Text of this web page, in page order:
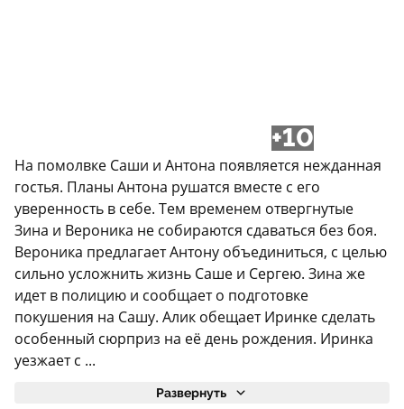
+10
На помолвке Саши и Антона появляется нежданная
гостья. Планы Антона рушатся вместе с его
уверенность в себе. Тем временем отвергнутые
Зина и Вероника не собираются сдаваться без боя.
Вероника предлагает Антону объединиться, с целью
сильно усложнить жизнь Саше и Сергею. Зина же
идет в полицию и сообщает о подготовке
покушения на Сашу. Алик обещает Иринке сделать
особенный сюрприз на её день рождения. Иринка
уезжает с ...
Развернуть